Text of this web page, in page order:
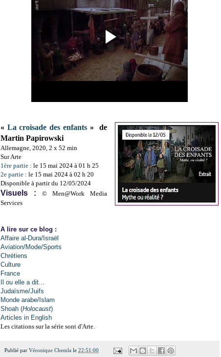
« La croisade des enfants» de
Martin Papirowski
Allemagne, 2020, 2 x 52 min
Sur Arte
1ère partie : le 15 mai 2024 à 01 h 25
2e partie : le 15 mai 2024 à 02 h 20
Disponible à partir du 12/05/2024
Visuels : © Men@Work Media
Services
A lire sur ce blog :
Affaire al-Dura/Israël
Aviation/Mode/Sports
Chrétiens
Culture
France
Il ou elle a dit...
Judaïsme/Juifs
Monde arabe/Islam
Shoah (Holocaust)
Articles in English
Les citations sur la série sont d'Arte.
Publié par Véronique Chemla le 22:51:00